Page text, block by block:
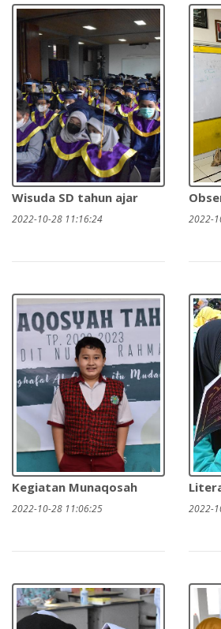
Wisuda SD tahun ajar
2022-10-28 11:16:24 2022-
Kegiatan Munaqosah
2022-10-28 11:06:25 2022-